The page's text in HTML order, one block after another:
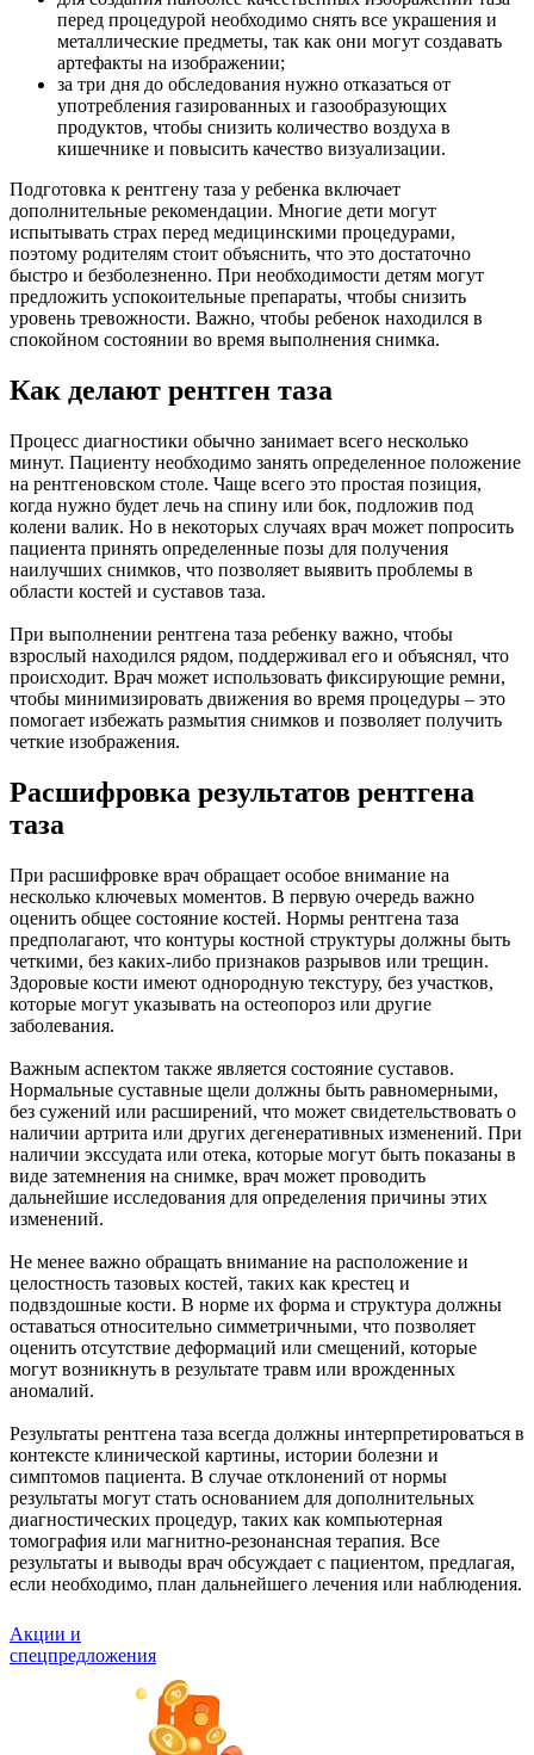
перед процедурой необходимо снять все украшения и
металлические предметы, так как они могут создавать
артефакты на изображении;
за три дня до обследования нужно отказаться от
употребления газированных и газообразующих
продуктов, чтобы снизить количество воздуха в
кишечнике и повысить качество визуализации.
Подготовка к рентгену таза у ребенка включает
дополнительные рекомендации. Многие дети могут
испытывать страх перед медицинскими процедурами,
поэтому родителям стоит объяснить, что это достаточно
быстро и безболезненно. При необходимости детям могут
предложить успокоительные препараты, чтобы снизить
уровень тревожности. Важно, чтобы ребенок находился в
спокойном состоянии во время выполнения снимка.
Как делают рентген таза
Процесс диагностики обычно занимает всего несколько
минут. Пациенту необходимо занять определенное положение
на рентгеновском столе. Чаще всего это простая позиция,
когда нужно будет лечь на спину или бок, подложив под
колени валик. Но в некоторых случаях врач может попросить
пациента принять определенные позы для получения
наилучших снимков, что позволяет выявить проблемы в
области костей и суставов таза.
При выполнении рентгена таза ребенку важно, чтобы
взрослый находился рядом, поддерживал его и объяснял, что
происходит. Врач может использовать фиксирующие ремни,
чтобы минимизировать движения во время процедуры – это
помогает избежать размытия снимков и позволяет получить
четкие изображения.
Расшифровка результатов рентгена
таза
При расшифровке врач обращает особое внимание на
несколько ключевых моментов. В первую очередь важно
оценить общее состояние костей. Нормы рентгена таза
предполагают, что контуры костной структуры должны быть
четкими, без каких-либо признаков разрывов или трещин.
Здоровые кости имеют однородную текстуру, без участков,
которые могут указывать на остеопороз или другие
заболевания.
Важным аспектом также является состояние суставов.
Нормальные суставные щели должны быть равномерными,
без сужений или расширений, что может свидетельствовать о
наличии артрита или других дегенеративных изменений. При
наличии экссудата или отека, которые могут быть показаны в
виде затемнения на снимке, врач может проводить
дальнейшие исследования для определения причины этих
изменений.
Не менее важно обращать внимание на расположение и
целостность тазовых костей, таких как крестец и
подвздошные кости. В норме их форма и структура должны
оставаться относительно симметричными, что позволяет
оценить отсутствие деформаций или смещений, которые
могут возникнуть в результате травм или врожденных
аномалий.
Результаты рентгена таза всегда должны интерпретироваться в
контексте клинической картины, истории болезни и
симптомов пациента. В случае отклонений от нормы
результаты могут стать основанием для дополнительных
диагностических процедур, таких как компьютерная
томография или магнитно-резонансная терапия. Все
результаты и выводы врач обсуждает с пациентом, предлагая,
если необходимо, план дальнейшего лечения или наблюдения.
Акции и
спецпредложения